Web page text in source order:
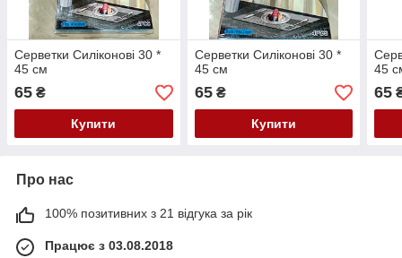
Серветки Силіконові 30 *
45 см
65 ₴
Купити
Серветки Силіконові 30 *
45 см
65₴
Купити
45
65
Про нас
100% позитивних з 21 відгука за рік
Працює з 03.08.2018